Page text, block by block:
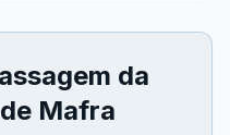
da
Mafra